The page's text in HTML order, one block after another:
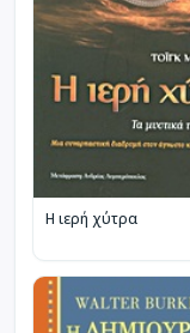
Η ιερή χύτρα